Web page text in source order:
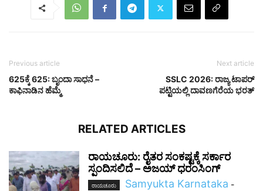
Previous article
625ಕ್ಕೆ 625: ಬೃಂದಾ ಸಾಧನೆ –
ಕಾಫಿನಾಡಿನ ಹೆಮ್ಮೆ
Next article
SSLC 2026: ರಾಜ್ಯ ಟಾಪರ್
ಪಟ್ಟಿಯಲ್ಲಿ ದಾವಣಗೆರೆಯ ಭರತ್
RELATED ARTICLES
ರಾಯಚೂರು: ರೈತರ ಸಂಕಷ್ಟಕ್ಕೆ ಸರ್ಕಾರ
ಸ್ಪಂದಿಸಲಿದೆ – ಅಜಯ್ ಧರಂಸಿಂಗ್
ರಾಯಚೂರು Samyukta Karnataka -